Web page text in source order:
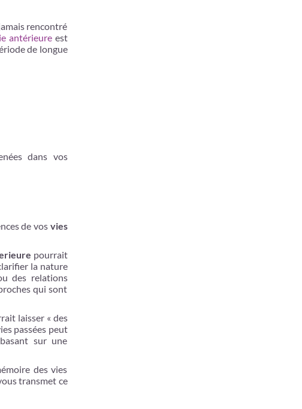
rencontré
antérieureest
de longue
dans vos
de vos vies
pourrait
la nature
des relations
qui sont
laisser « des
passées peut
sur une
des vies
transmet ce